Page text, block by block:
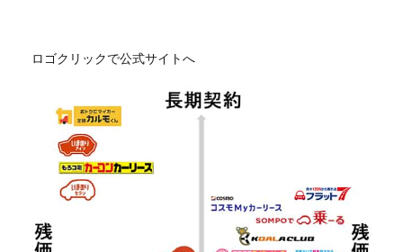
ロゴクリックで公式サイトへ